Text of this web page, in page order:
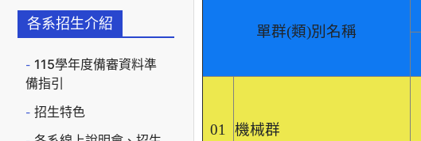
各系招生介紹
115學年度備審資料準
備指引
招生特色
單群(類)別名稱
01 機械群